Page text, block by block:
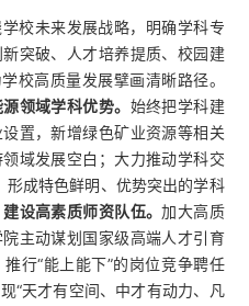
校未来发展战略，明确学科专
突破、人才培养提质、校园建
校高质量发展擘画清晰路径。
领域学科优势。 始终把学科建
置，新增绿色矿业资源等相关
域发展空白；大力推动学科交
形成特色鲜明、优势突出的学科
设高素质师资队伍。加大高质
主动谋划国家级高端人才引育
行“能上能下”的岗位竞争聘任
“天才有空间、中才有动力、凡